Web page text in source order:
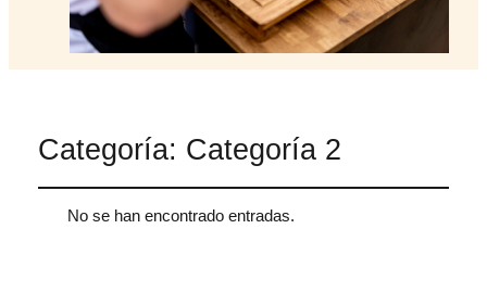
Categoría: Categoría 2
No se han encontrado entradas.